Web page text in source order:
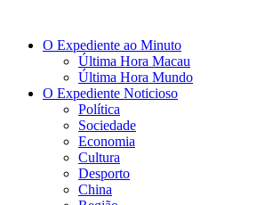
O Expediente ao Minuto
Última Hora Macau
Última Hora Mundo
O Expediente Noticioso
Política
Sociedade
Economia
Cultura
Desporto
China